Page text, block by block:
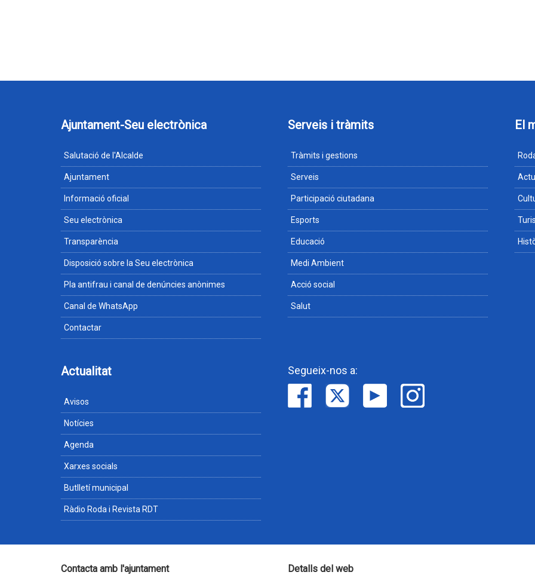
Ajuntament-Seu electrònica
Salutació de l'Alcalde
Ajuntament
Informació oficial
Seu electrònica
Transparència
Disposició sobre la Seu electrònica
Pla antifrau i canal de denúncies anònimes
Canal de WhatsApp
Contactar
Serveis i tràmits
Tràmits i gestions
Serveis
Participació ciutadana
Esports
Educació
Medi Ambient
Acció social
Salut
El
Actualitat
Avisos
Notícies
Agenda
Xarxes socials
Butlletí municipal
Ràdio Roda i Revista RDT
Segueix-nos a:
Contacta amb l'ajuntament Detalls del web